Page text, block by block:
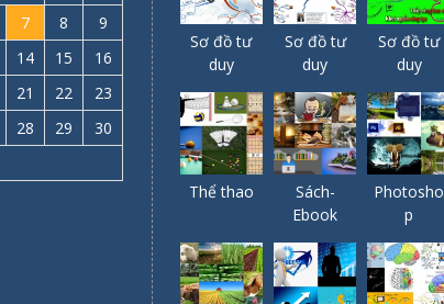
7 8
9
14 15
16
21 22
23
28 29
30
Sơ đồ tư
duy
Sơ đồ tư
duy
Sơ đồ tư
duy
Thể thao
Sách-
Ebook
Photosho
p